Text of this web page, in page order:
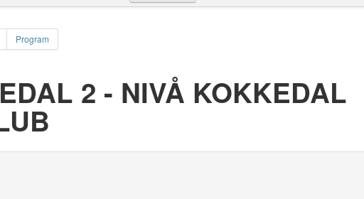
Program
2 - NIVÅ KOKKEDAL